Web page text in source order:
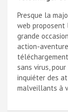
Presque la
web proposent
grande
action-
sans virus,
inquiéter des
malveillants à